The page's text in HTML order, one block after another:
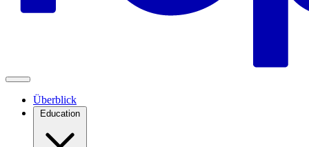
Überblick
Education